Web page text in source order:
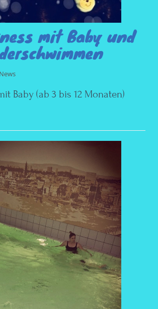
mit Baby und
News
Baby (ab 3 bis 12 Monaten)